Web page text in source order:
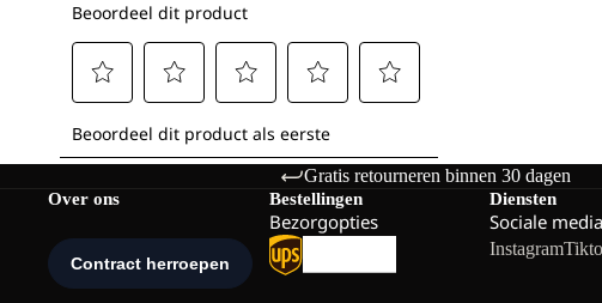
Gratis retourneren binnen 30 dagen
Over ons Bestellingen
Bezorgopties
Diensten
Sociale media
Instagram